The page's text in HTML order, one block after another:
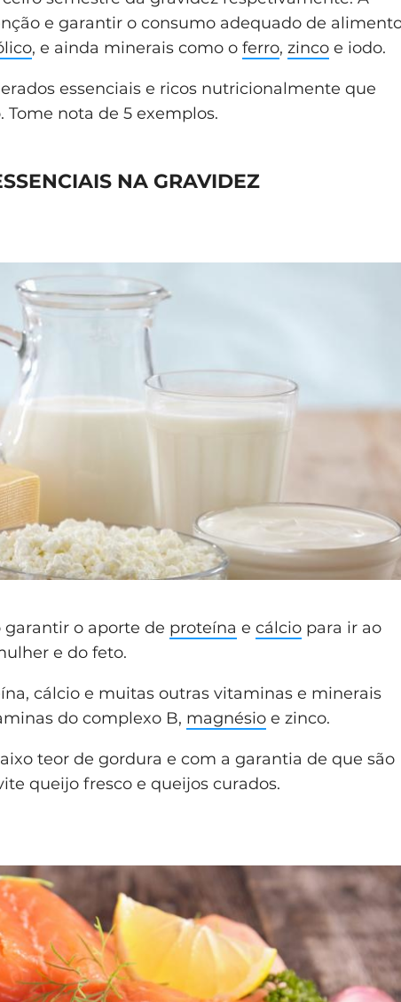
e garantir o consumo adequado de
, e ainda minerais como o ferro, zinco e iodo.
essenciais e ricos nutricionalmente que
nota de 5 exemplos.
NA GRAVIDEZ
garantir o aporte de proteína e cálcio para ir ao
e do feto.
cálcio e muitas outras vitaminas e minerais
do complexo B, magnésio e zinco.
teor de gordura e com a garantia de que são
queijo fresco e queijos curados.